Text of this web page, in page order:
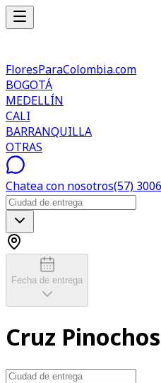
FloresParaColombia.com
BOGOTÁ
MEDELLÍN
CALI
BARRANQUILLA
OTRAS
Chatea con nosotros(57)
Fecha de entrega
Cruz